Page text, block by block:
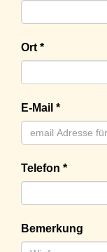
Ort *
E-Mail *
Telefon *
Bemerkung